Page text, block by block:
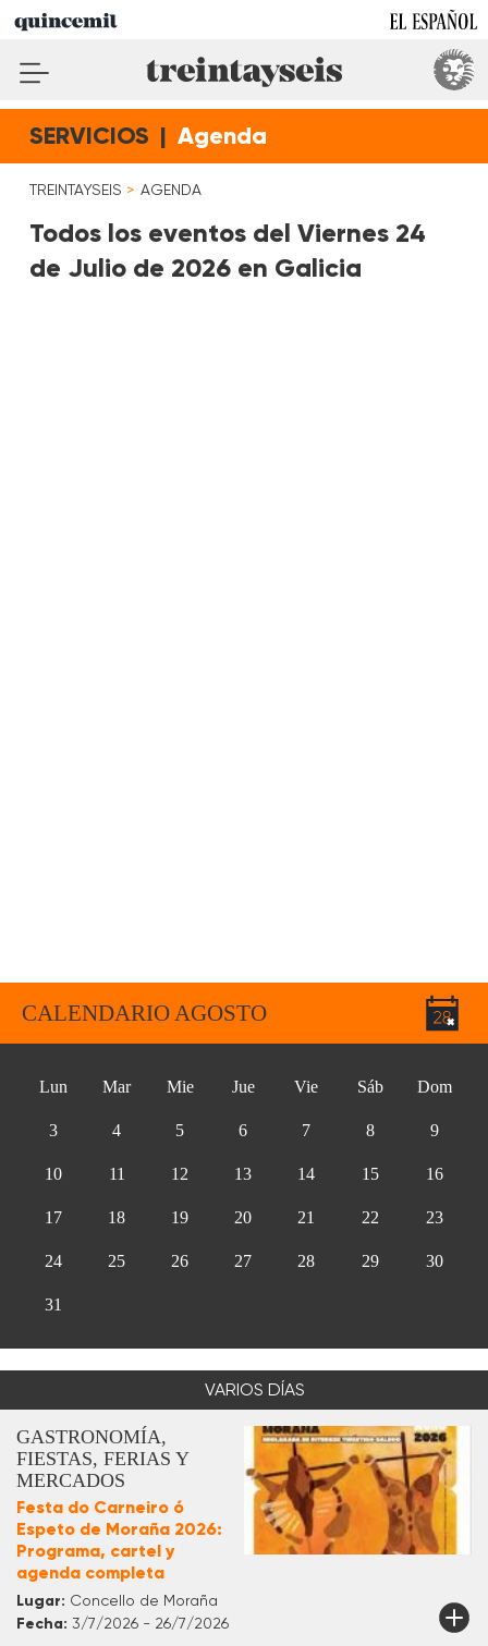
SERVICIOS | Agenda
TREINTAYSEIS AGENDA
Todos los eventos del Viernes 24
de Julio de 2026 en Galicia
CALENDARIO AGOSTO
Lun Mar Mie Jue Vie Sáb Dom
3 4 5 6 7 8 9
10 11 12 13 14 15 16
17 18 19 20 21 22 23
24 25 26 27 28 29 30
31
VARIOS DÍAS
GASTRONOMÍA,
FIESTAS, FERIAS Y
MERCADOS
Festa do Carneiro ó
Espeto de Moraña 2026:
Programa, cartel y
agenda completa
Lugar: Concello de Moraña
Fecha: 3/7/2026 - 26/7/2026